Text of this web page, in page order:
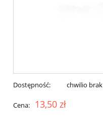
Dostępność: chwilio brak
Cena: 13,50 zł